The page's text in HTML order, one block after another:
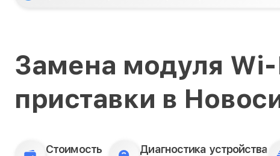
Замена модуля Wi-
приставки в
Стоимость Диагностика устройства